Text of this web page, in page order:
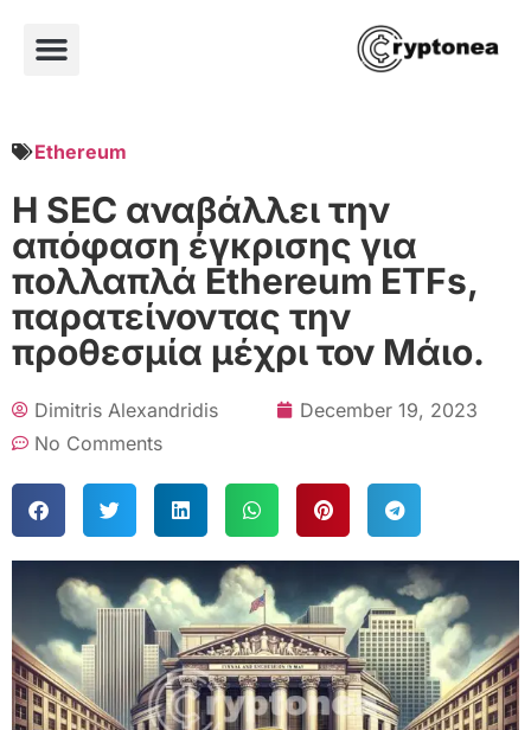
Ethereum
Η SEC αναβάλλει την
απόφαση έγκρισης για
πολλαπλά Ethereum ETFs,
παρατείνοντας την
προθεσμία μέχρι τον Μάιο.
Dimitris Alexandridis
December 19, 2023
No Comments